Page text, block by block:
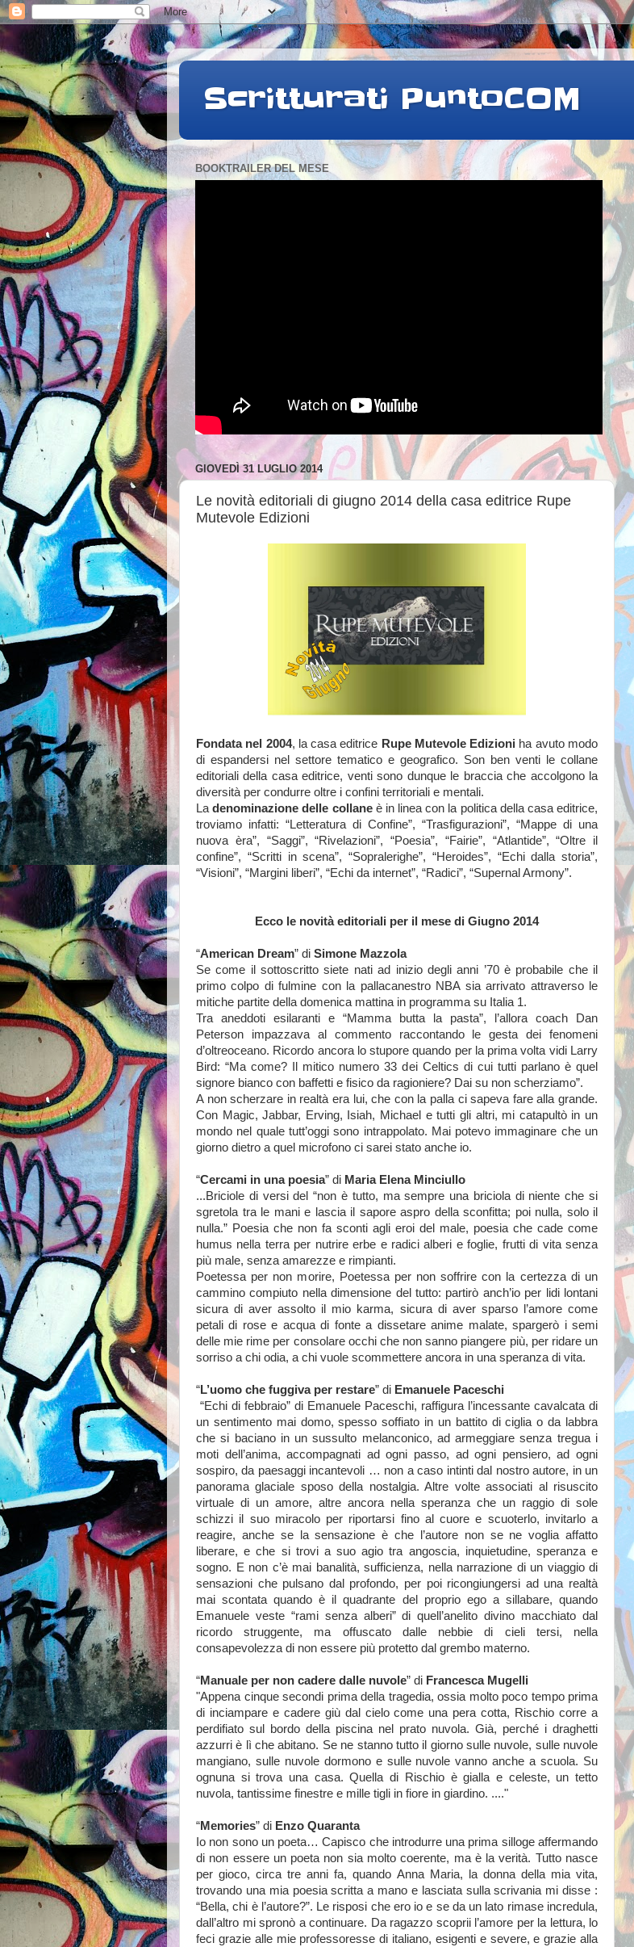
Scritturati PuntoCOM
BOOKTRAILER DEL MESE
GIOVEDÌ 31 LUGLIO 2014
Le novità editoriali di giugno 2014 della casa editrice Rupe
Mutevole Edizioni
Fondata nel 2004, la casa editrice Rupe Mutevole Edizioni ha avuto modo
di espandersi nel settore tematico e geografico. Son ben venti le collane
editoriali della casa editrice, venti sono dunque le braccia che accolgono la
diversità per condurre oltre i confini territoriali e mentali.
Ladenominazione delle collaneè in linea con la politica della casa editrice,
troviamo infatti: “Letteratura di Confine”, “Trasfigurazioni”, “Mappe di una
nuova èra”, “Saggi”, “Rivelazioni”, “Poesia”, “Fairie”, “Atlantide”, “Oltre il
confine”, “Scritti in scena”, “Sopralerighe”, “Heroides”, “Echi dalla storia”,
“Visioni”, “Margini liberi”, “Echi da internet”, “Radici”, “Supernal Armony”.
Ecco le novità editoriali per il mese di Giugno 2014
“American Dream” di Simone Mazzola
Se come il sottoscritto siete nati ad inizio degli anni ’70 è probabile che il
primo colpo di fulmine con la pallacanestro NBA sia arrivato attraverso le
mitiche partite della domenica mattina in programma su Italia 1.
Tra aneddoti esilaranti e “Mamma butta la pasta”, l’allora coach Dan
Peterson impazzava al commento raccontando le gesta dei fenomeni
d’oltreoceano. Ricordo ancora lo stupore quando per la prima volta vidi Larry
Bird: “Ma come? Il mitico numero 33 dei Celtics di cui tutti parlano è quel
signore bianco con baffetti e fisico da ragioniere? Dai su non scherziamo”.
A non scherzare in realtà era lui, che con la palla ci sapeva fare alla grande.
Con Magic, Jabbar, Erving, Isiah, Michael e tutti gli altri, mi catapultò in un
mondo nel quale tutt’oggi sono intrappolato. Mai potevo immaginare che un
giorno dietro a quel microfono ci sarei stato anche io.
“Cercami in una poesia” di Maria Elena Minciullo
...Briciole di versi del “non è tutto, ma sempre una briciola di niente che si
sgretola tra le mani e lascia il sapore aspro della sconfitta; poi nulla, solo il
nulla.” Poesia che non fa sconti agli eroi del male, poesia che cade come
humus nella terra per nutrire erbe e radici alberi e foglie, frutti di vita senza
più male, senza amarezze e rimpianti.
Poetessa per non morire, Poetessa per non soffrire con la certezza di un
cammino compiuto nella dimensione del tutto: partirò anch’io per lidi lontani
sicura di aver assolto il mio karma, sicura di aver sparso l’amore come
petali di rose e acqua di fonte a dissetare anime malate, spargerò i semi
delle mie rime per consolare occhi che non sanno piangere più, per ridare un
sorriso a chi odia, a chi vuole scommettere ancora in una speranza di vita.
“L’uomo che fuggiva per restare” di Emanuele Paceschi
“Echi di febbraio” di Emanuele Paceschi, raffigura l’incessante cavalcata di
un sentimento mai domo, spesso soffiato in un battito di ciglia o da labbra
che si baciano in un sussulto melanconico, ad armeggiare senza tregua i
moti dell’anima, accompagnati ad ogni passo, ad ogni pensiero, ad ogni
sospiro, da paesaggi incantevoli … non a caso intinti dal nostro autore, in un
panorama glaciale sposo della nostalgia. Altre volte associati al risuscito
virtuale di un amore, altre ancora nella speranza che un raggio di sole
schizzi il suo miracolo per riportarsi fino al cuore e scuoterlo, invitarlo a
reagire, anche se la sensazione è che l’autore non se ne voglia affatto
liberare, e che si trovi a suo agio tra angoscia, inquietudine, speranza e
sogno. E non c’è mai banalità, sufficienza, nella narrazione di un viaggio di
sensazioni che pulsano dal profondo, per poi ricongiungersi ad una realtà
mai scontata quando è il quadrante del proprio ego a sillabare, quando
Emanuele veste “rami senza alberi” di quell’anelito divino macchiato dal
ricordo struggente, ma offuscato dalle nebbie di cieli tersi, nella
consapevolezza di non essere più protetto dal grembo materno.
“Manuale per non cadere dalle nuvole” di Francesca Mugelli
"Appena cinque secondi prima della tragedia, ossia molto poco tempo prima
di inciampare e cadere giù dal cielo come una pera cotta, Rischio corre a
perdifiato sul bordo della piscina nel prato nuvola. Già, perché i draghetti
azzurri è lì che abitano. Se ne stanno tutto il giorno sulle nuvole, sulle nuvole
mangiano, sulle nuvole dormono e sulle nuvole vanno anche a scuola. Su
ognuna si trova una casa. Quella di Rischio è gialla e celeste, un tetto
nuvola, tantissime finestre e mille tigli in fiore in giardino. ...."
“Memories” di Enzo Quaranta
Io non sono un poeta… Capisco che introdurre una prima silloge affermando
di non essere un poeta non sia molto coerente, ma è la verità. Tutto nasce
per gioco, circa tre anni fa, quando Anna Maria, la donna della mia vita,
trovando una mia poesia scritta a mano e lasciata sulla scrivania mi disse :
“Bella, chi è l’autore?”. Le risposi che ero io e se da un lato rimase incredula,
dall’altro mi spronò a continuare. Da ragazzo scoprii l’amore per la lettura, lo
feci grazie alle mie professoresse di italiano, esigenti e severe, e grazie alla